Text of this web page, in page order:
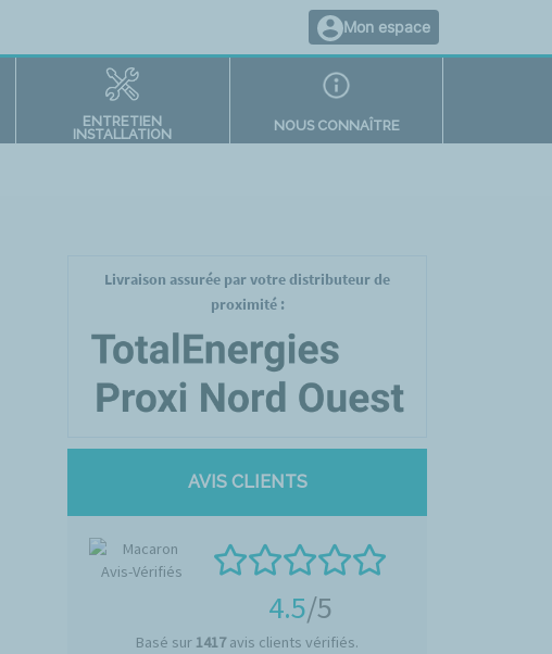
Mon espace
ENTRETIEN
INSTALLATION
NOUS CONNAÎTRE
Livraison assurée par votre distributeur de
proximité :
AVIS CLIENTS
4.5/5
Basé sur 1417avis clients vérifiés.